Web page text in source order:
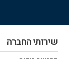
שירותי החברה